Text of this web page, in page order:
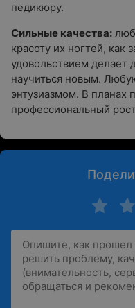
педикюру.
Сильные качества:
красоту их ногтей, как
удовольствием делает
научиться новым.
энтузиазмом. В планах
профессиональный